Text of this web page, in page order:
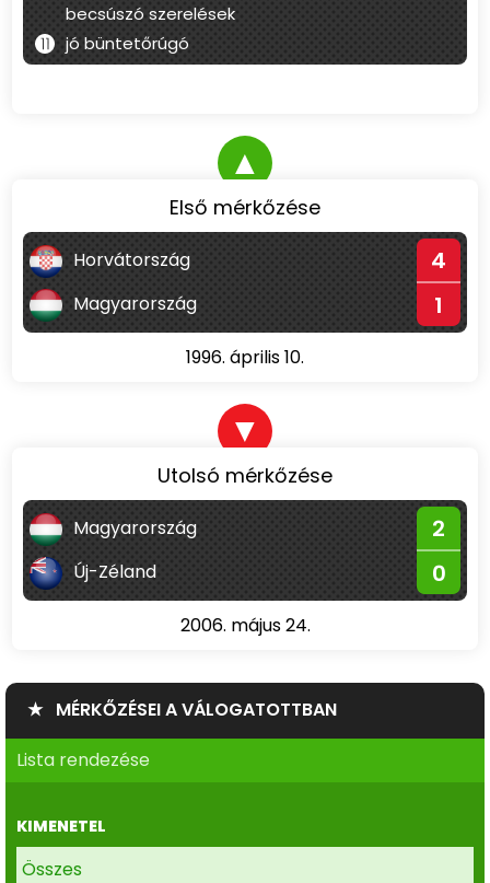
becsúszó szerelések
jó büntetőrúgó
▲
Első mérkőzése
Horvátország 4
Magyarország 1
1996. április 10.
▼
Utolsó mérkőzése
Magyarország 2
Új-Zéland 0
2006. május 24.
★ MÉRKŐZÉSEI A VÁLOGATOTTBAN
Lista rendezése
KIMENETEL
Összes